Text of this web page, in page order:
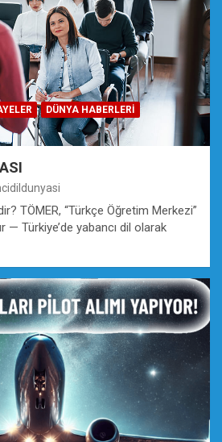
DÜNYA HABERLERI
TÖMER, “Türkçe Öğretim Merkezi”
— Türkiye’de yabancı dil olarak